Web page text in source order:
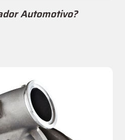
Automotivo?